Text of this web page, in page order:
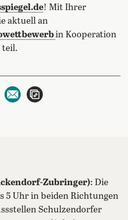
! Mit Ihrer
aktuell an
in Kooperation
teil.
teilen
per WhatsApp teilen
per E-Mail teilen
Zubringer): Die
5 Uhr in beiden Richtungen
Schulzendorfer